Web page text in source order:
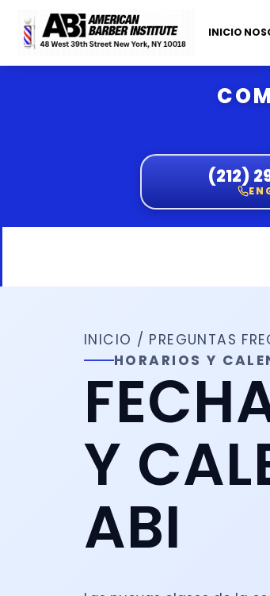
INICIO
(212)
INICIO / PREGUNTAS
HORARIOS Y
Y
ABI